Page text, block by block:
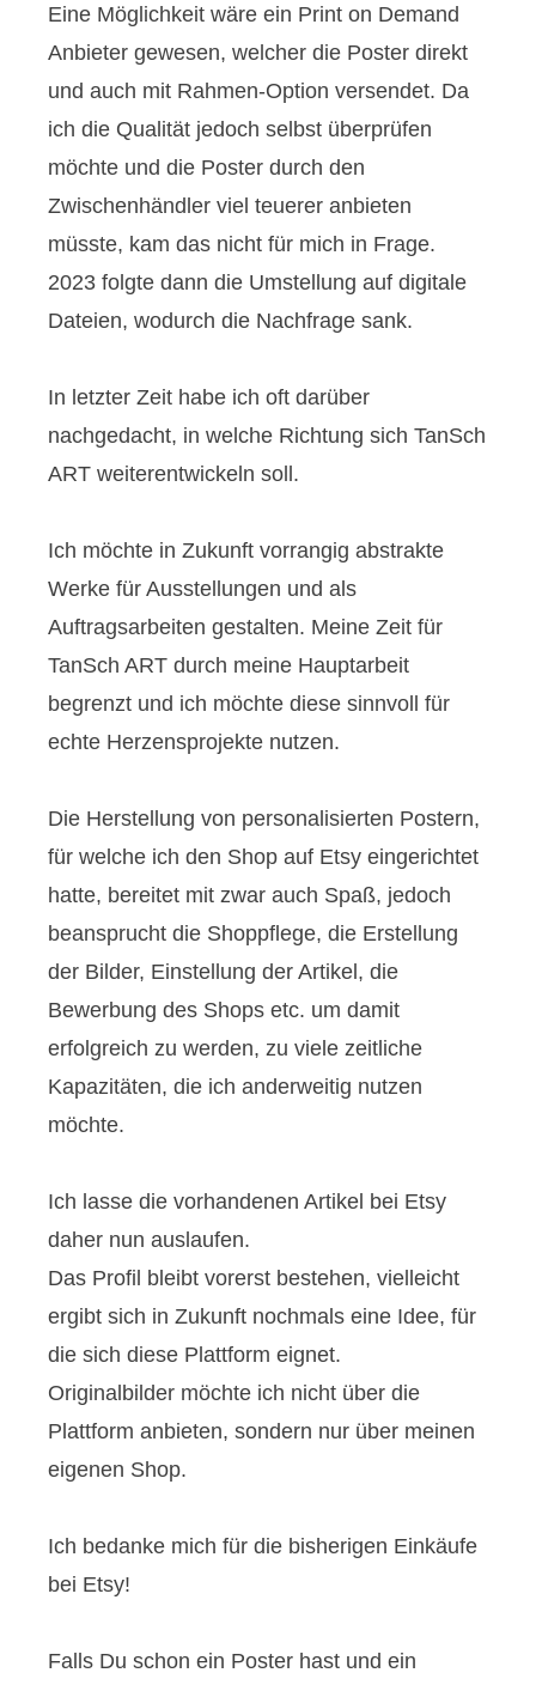
Eine Möglichkeit wäre ein Print on Demand
Anbieter gewesen, welcher die Poster direkt
und auch mit Rahmen-Option versendet. Da
ich die Qualität jedoch selbst überprüfen
möchte und die Poster durch den
Zwischenhändler viel teuerer anbieten
müsste, kam das nicht für mich in Frage.
2023 folgte dann die Umstellung auf digitale
Dateien, wodurch die Nachfrage sank.
In letzter Zeit habe ich oft darüber
nachgedacht, in welche Richtung sich TanSch
ART weiterentwickeln soll.
Ich möchte in Zukunft vorrangig abstrakte
Werke für Ausstellungen und als
Auftragsarbeiten gestalten. Meine Zeit für
TanSch ART durch meine Hauptarbeit
begrenzt und ich möchte diese sinnvoll für
echte Herzensprojekte nutzen.
Die Herstellung von personalisierten Postern,
für welche ich den Shop auf Etsy eingerichtet
hatte, bereitet mit zwar auch Spaß, jedoch
beansprucht die Shoppflege, die Erstellung
der Bilder, Einstellung der Artikel, die
Bewerbung des Shops etc. um damit
erfolgreich zu werden, zu viele zeitliche
Kapazitäten, die ich anderweitig nutzen
möchte.
Ich lasse die vorhandenen Artikel bei Etsy
daher nun auslaufen.
Das Profil bleibt vorerst bestehen, vielleicht
ergibt sich in Zukunft nochmals eine Idee, für
die sich diese Plattform eignet.
Originalbilder möchte ich nicht über die
Plattform anbieten, sondern nur über meinen
eigenen Shop.
Ich bedanke mich für die bisherigen Einkäufe
bei Etsy!
Falls Du schon ein Poster hast und ein